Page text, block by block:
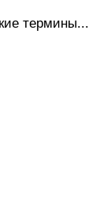
термины...